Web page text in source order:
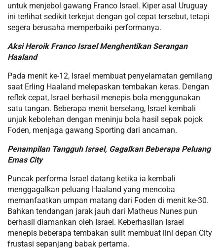
untuk menjebol gawang Franco Israel. Kiper asal Uruguay
ini terlihat sedikit terkejut dengan gol cepat tersebut, tetapi
segera berusaha memperbaiki performanya.
Aksi Heroik Franco Israel Menghentikan Serangan
Haaland
Pada menit ke-12, Israel membuat penyelamatan gemilang
saat Erling Haaland melepaskan tembakan keras. Dengan
reflek cepat, Israel berhasil menepis bola menggunakan
satu tangan. Beberapa menit berselang, Israel kembali
unjuk kebolehan dengan meninju bola hasil sepak pojok
Foden, menjaga gawang Sporting dari ancaman.
Penampilan Tangguh Israel, Gagalkan Beberapa Peluang
Emas City
Puncak performa Israel datang ketika ia kembali
menggagalkan peluang Haaland yang mencoba
memanfaatkan umpan matang dari Foden di menit ke-30.
Bahkan tendangan jarak jauh dari Matheus Nunes pun
berhasil diamankan oleh Israel. Keberhasilan Israel
menepis beberapa tembakan sulit membuat lini depan City
frustasi sepanjang babak pertama.